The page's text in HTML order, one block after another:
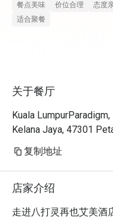
餐点美味 价位合理 态度
适合聚餐
关于餐厅
Kuala
Kelana Jaya, 47301
复制地址
店家介绍
走进八打灵再也艾美酒